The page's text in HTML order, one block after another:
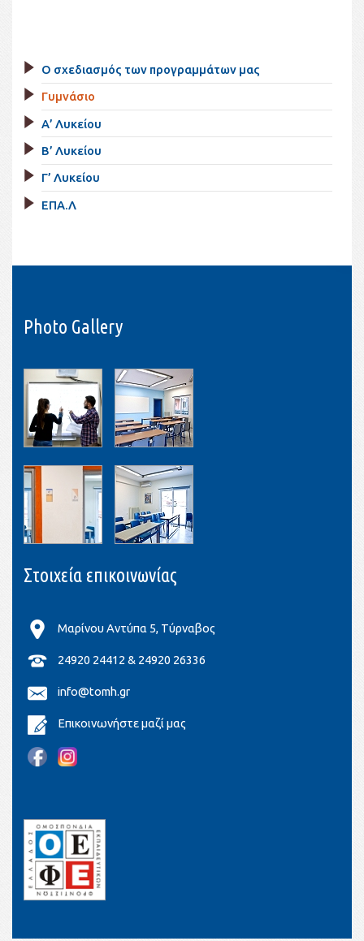
Ο σχεδιασμός των προγραμμάτων μας
Γυμνάσιο
Α’ Λυκείου
Β’ Λυκείου
Γ’ Λυκείου
ΕΠΑ.Λ
Photo Gallery
Στοιχεία επικοινωνίας
Μαρίνου Αντύπα 5, Τύρναβος
24920 24412 & 24920 26336
info@tomh.gr
Επικοινωνήστε μαζί μας